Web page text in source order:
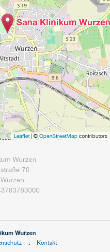
Sana Klinikum
Leaflet| © OpenStreetMap contributors
Wurzen
70
Wurzen
Kontakt